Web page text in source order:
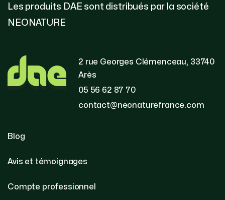
Les produits DAE sont distribués par la société
NEONATURE
2 rue Georges Clémenceau, 33740
Arès
05 56 62 87 70
contact@neonaturefrance.com
Blog
Avis et témoignages
Compte professionnel